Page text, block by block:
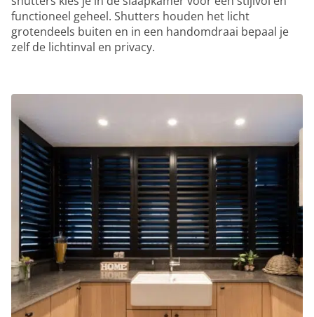
functioneel geheel. Shutters houden het licht
grotendeels buiten en in een handomdraai bepaal je
zelf de lichtinval en privacy.